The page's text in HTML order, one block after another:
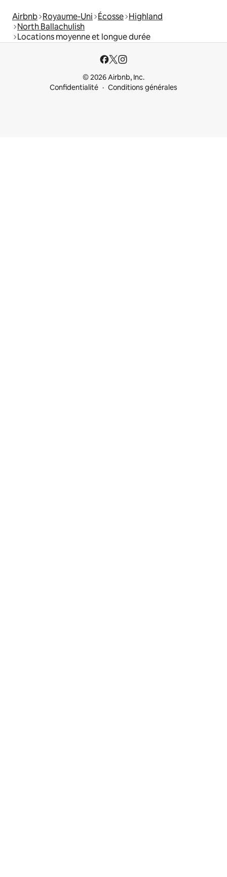
Airbnb Royaume-Uni Écosse Highland
North Ballachulish
Locations moyenne et longue durée
© 2026 Airbnb, Inc.
Confidentialité
Conditions générales